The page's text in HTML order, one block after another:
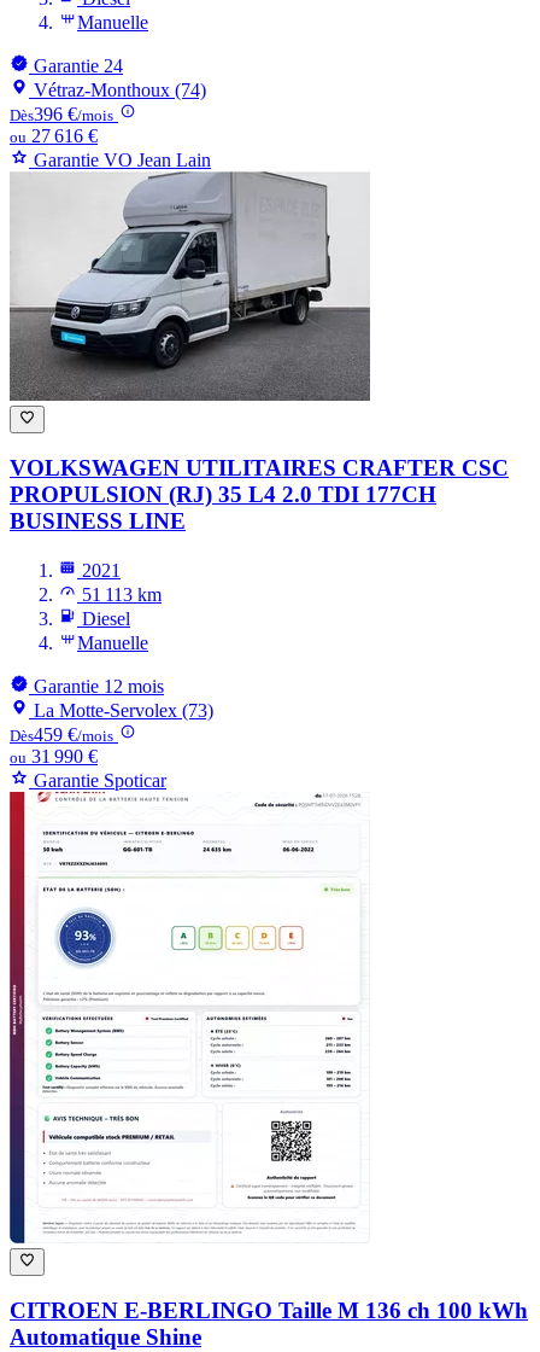
Manuelle
Garantie 24
Vétraz-Monthoux (74)
Dès396 €/mois
ou 27 616 €
Garantie VO Jean Lain
VOLKSWAGEN UTILITAIRES CRAFTER CSC
PROPULSION (RJ) 35 L4 2.0 TDI 177CH
BUSINESS LINE
2021
51 113 km
Diesel
Manuelle
Garantie 12 mois
La Motte-Servolex (73)
Dès459 €/mois
ou 31 990 €
Garantie Spoticar
CITROEN E-BERLINGO Taille M 136 ch 100 kWh
Automatique Shine